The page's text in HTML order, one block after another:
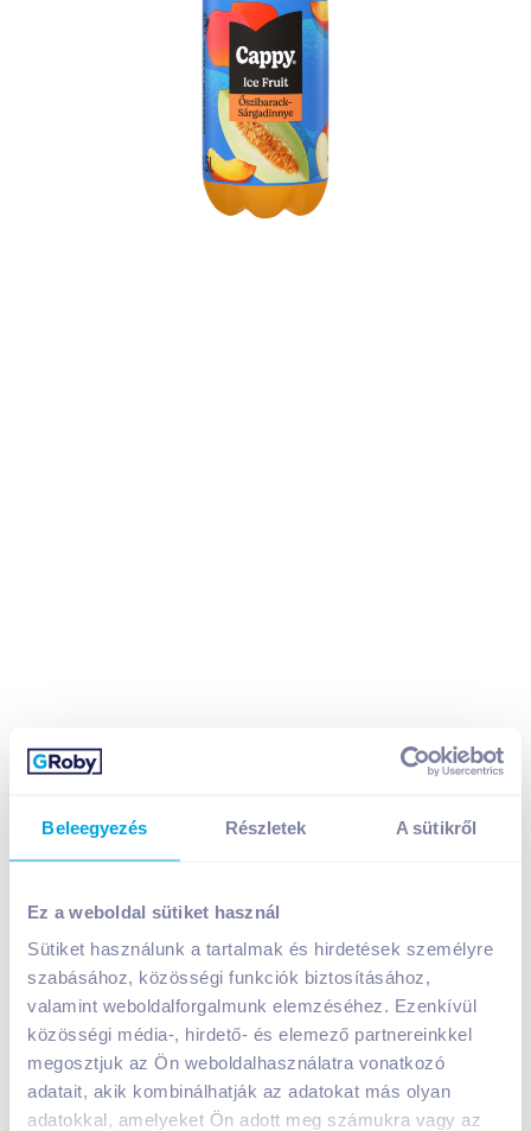
Beleegyezés Részletek A sütikről
Ez a weboldal sütiket használ
Sütiket használunk a tartalmak és hirdetések személyre
szabásához, közösségi funkciók biztosításához,
valamint weboldalforgalmunk elemzéséhez. Ezenkívül
közösségi média-, hirdető- és elemező partnereinkkel
megosztjuk az Ön weboldalhasználatra vonatkozó
adatait, akik kombinálhatják az adatokat más olyan
adatokkal, amelyeket Ön adott meg számukra vagy az
Cappy Ice Fruit gyümölcsital 1,5 l őszibarack-
sárgadinnye citromfű
749Ft /
Nettó eladási ár: 590Ft / db(27% áfa)
Visszaváltási díj: 50 Ft/db
KosárbaKosárba